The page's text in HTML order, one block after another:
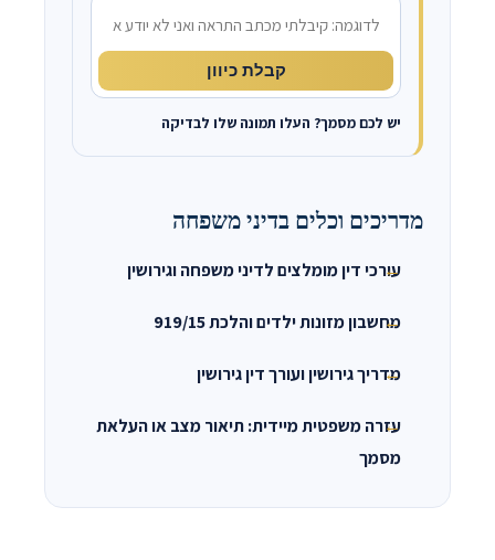
מה קרה?
קבלת כיוון
יש לכם מסמך? העלו תמונה שלו לבדיקה
מדריכים וכלים בדיני משפחה
עורכי דין מומלצים לדיני משפחה וגירושין
מחשבון מזונות ילדים והלכת 919/15
מדריך גירושין ועורך דין גירושין
עזרה משפטית מיידית: תיאור מצב או העלאת
מסמך